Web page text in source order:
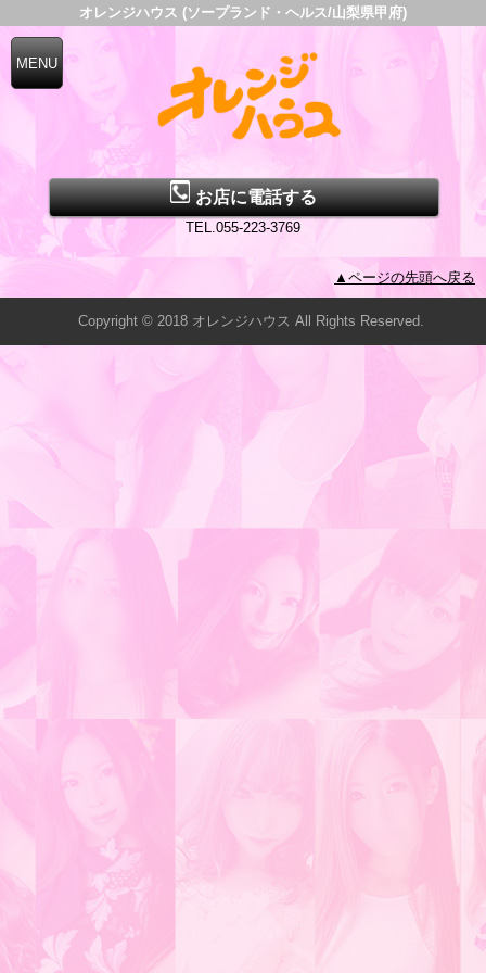
オレンジハウス (ソープランド・ヘルス/山梨県甲府)
お店に電話する
TEL.055-223-3769
▲ページの先頭へ戻る
Copyright © 2018 オレンジハウス All Rights Reserved.